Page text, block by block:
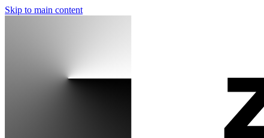
Skip to main content